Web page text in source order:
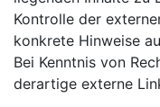
Kontrolle der
konkrete Hinweise
Bei Kenntnis von
derartige externe